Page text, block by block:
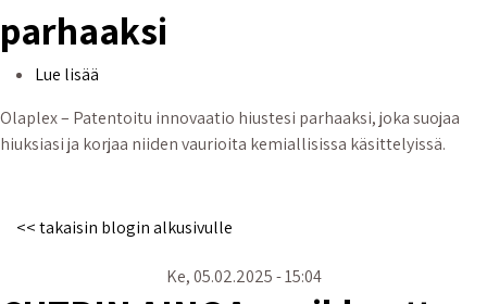
parhaaksi
Lue lisää
Olaplex – Patentoitu innovaatio hiustesi parhaaksi, joka suojaa
hiuksiasi ja korjaa niiden vaurioita kemiallisissa käsittelyissä.
<< takaisin blogin alkusivulle
Ke, 05.02.2025 - 15:04